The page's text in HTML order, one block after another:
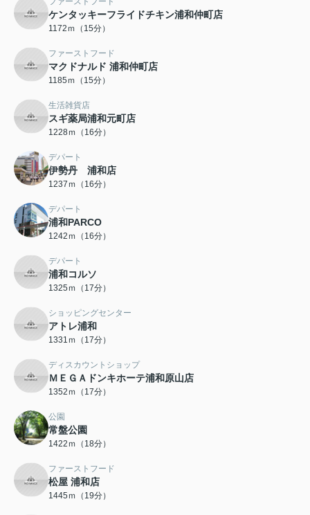
ケンタッキーフライドチキン浦和仲町店
1172ｍ（15分）
ファーストフード
マクドナルド 浦和仲町店
1185ｍ（15分）
生活雑貨店
スギ薬局浦和元町店
1228ｍ（16分）
デパート
伊勢丹 浦和店
1237ｍ（16分）
デパート
浦和PARCO
1242ｍ（16分）
デパート
浦和コルソ
1325ｍ（17分）
ショッピングセンター
アトレ浦和
1331ｍ（17分）
ディスカウントショップ
ＭＥＧＡドンキホーテ浦和原山店
1352ｍ（17分）
公園
常盤公園
1422ｍ（18分）
ファーストフード
松屋 浦和店
1445ｍ（19分）